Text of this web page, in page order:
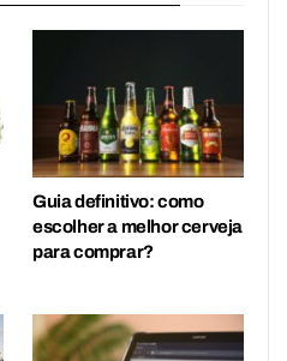
Guia definitivo: como
escolher a melhor cerveja
para comprar?